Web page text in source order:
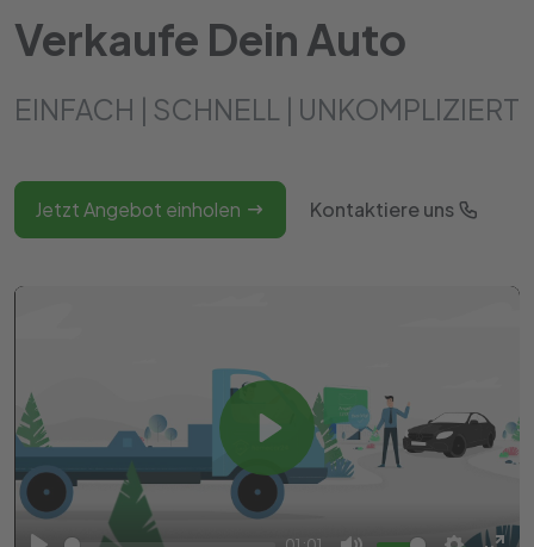
Verkaufe Dein Auto
EINFACH | SCHNELL | UNKOMPLIZIERT
Jetzt Angebot einholen Kontaktiere uns
Play